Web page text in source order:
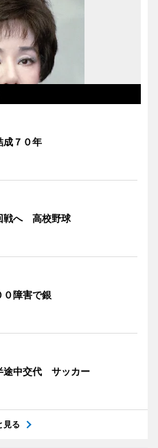
成７０年
戦へ 高校野球
０障害で銀
途中交代 サッカー
見る